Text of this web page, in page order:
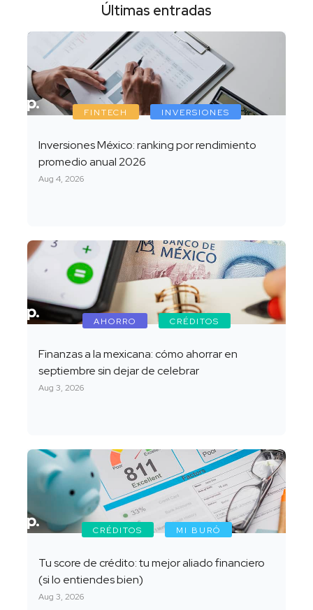
Últimas entradas
FINTECH INVERSIONES
Inversiones México: ranking por rendimiento
promedio anual 2026
Aug 4, 2026
AHORRO CRÉDITOS
Finanzas a la mexicana: cómo ahorrar en
septiembre sin dejar de celebrar
Aug 3, 2026
CRÉDITOS MI BURÓ
Tu score de crédito: tu mejor aliado financiero
(si lo entiendes bien)
Aug 3, 2026